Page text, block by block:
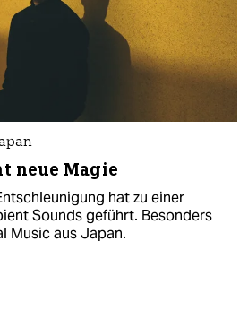
neue Magie
hat zu einer
Sounds geführt. Besonders
Music aus Japan.